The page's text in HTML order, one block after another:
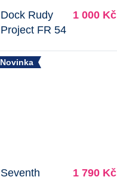
Dock Rudy
Project FR 54
1 000 Kč
Novinka
Seventh 1 790 Kč